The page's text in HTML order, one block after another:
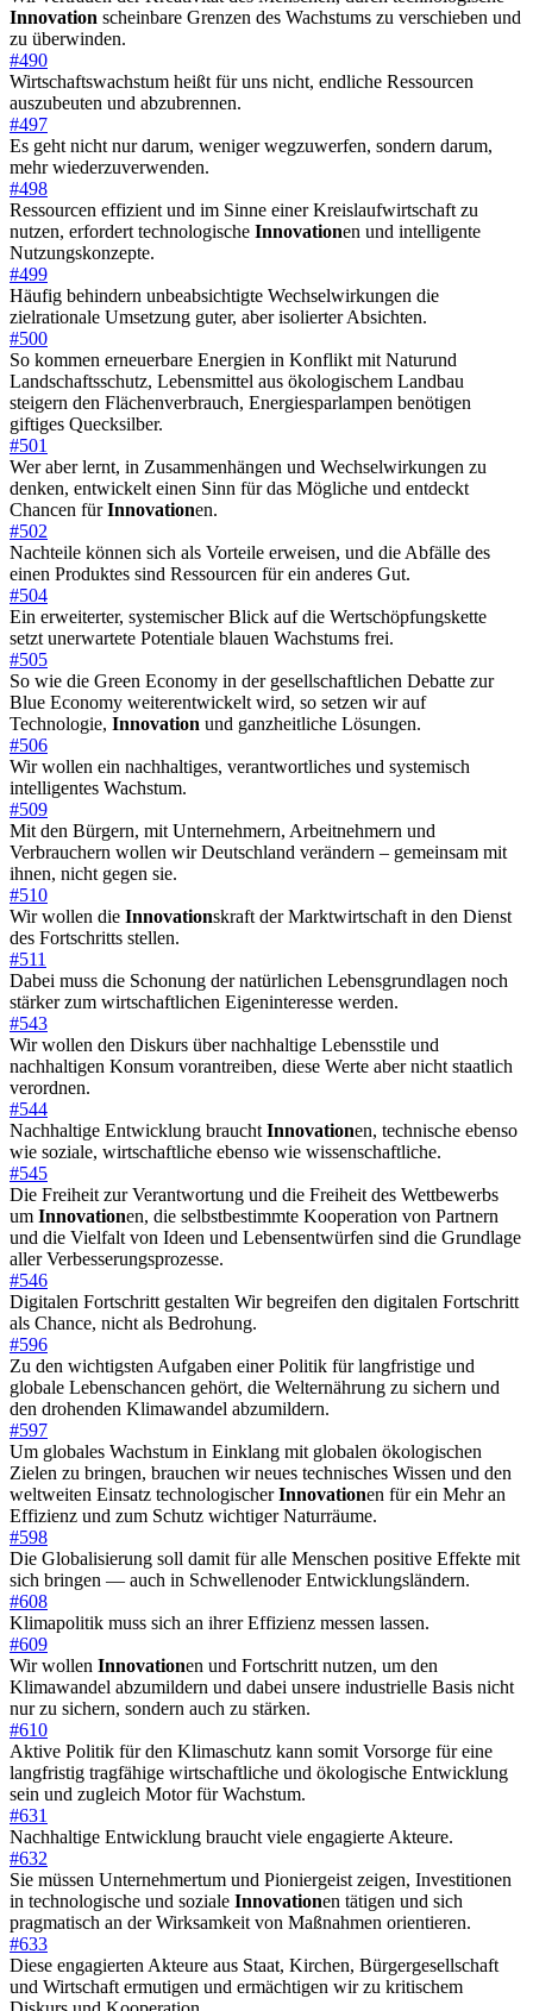
Innovation scheinbare Grenzen des Wachstums zu verschieben und
zu überwinden.
#490
Wirtschaftswachstum heißt für uns nicht, endliche Ressourcen
auszubeuten und abzubrennen.
#497
Es geht nicht nur darum, weniger wegzuwerfen, sondern darum,
mehr wiederzuverwenden.
#498
Ressourcen effizient und im Sinne einer Kreislaufwirtschaft zu
nutzen, erfordert technologische Innovationen und intelligente
Nutzungskonzepte.
#499
Häufig behindern unbeabsichtigte Wechselwirkungen die
zielrationale Umsetzung guter, aber isolierter Absichten.
#500
So kommen erneuerbare Energien in Konflikt mit Naturund
Landschaftsschutz, Lebensmittel aus ökologischem Landbau
steigern den Flächenverbrauch, Energiesparlampen benötigen
giftiges Quecksilber.
#501
Wer aber lernt, in Zusammenhängen und Wechselwirkungen zu
denken, entwickelt einen Sinn für das Mögliche und entdeckt
Chancen fürInnovationen.
#502
Nachteile können sich als Vorteile erweisen, und die Abfälle des
einen Produktes sind Ressourcen für ein anderes Gut.
#504
Ein erweiterter, systemischer Blick auf die Wertschöpfungskette
setzt unerwartete Potentiale blauen Wachstums frei.
#505
So wie die Green Economy in der gesellschaftlichen Debatte zur
Blue Economy weiterentwickelt wird, so setzen wir auf
Technologie, Innovation und ganzheitliche Lösungen.
#506
Wir wollen ein nachhaltiges, verantwortliches und systemisch
intelligentes Wachstum.
#509
Mit den Bürgern, mit Unternehmern, Arbeitnehmern und
Verbrauchern wollen wir Deutschland verändern – gemeinsam mit
ihnen, nicht gegen sie.
#510
Wir wollen die Innovationskraft der Marktwirtschaft in den Dienst
des Fortschritts stellen.
#511
Dabei muss die Schonung der natürlichen Lebensgrundlagen noch
stärker zum wirtschaftlichen Eigeninteresse werden.
#543
Wir wollen den Diskurs über nachhaltige Lebensstile und
nachhaltigen Konsum vorantreiben, diese Werte aber nicht staatlich
verordnen.
#544
Nachhaltige Entwicklung braucht Innovationen, technische ebenso
wie soziale, wirtschaftliche ebenso wie wissenschaftliche.
#545
Die Freiheit zur Verantwortung und die Freiheit des Wettbewerbs
um Innovationen, die selbstbestimmte Kooperation von Partnern
und die Vielfalt von Ideen und Lebensentwürfen sind die Grundlage
aller Verbesserungsprozesse.
#546
Digitalen Fortschritt gestalten Wir begreifen den digitalen Fortschritt
als Chance, nicht als Bedrohung.
#596
Zu den wichtigsten Aufgaben einer Politik für langfristige und
globale Lebenschancen gehört, die Welternährung zu sichern und
den drohenden Klimawandel abzumildern.
#597
Um globales Wachstum in Einklang mit globalen ökologischen
Zielen zu bringen, brauchen wir neues technisches Wissen und den
weltweiten Einsatz technologischerInnovationen für ein Mehr an
Effizienz und zum Schutz wichtiger Naturräume.
#598
Die Globalisierung soll damit für alle Menschen positive Effekte mit
sich bringen — auch in Schwellenoder Entwicklungsländern.
#608
Klimapolitik muss sich an ihrer Effizienz messen lassen.
#609
Wir wollen Innovationen und Fortschritt nutzen, um den
Klimawandel abzumildern und dabei unsere industrielle Basis nicht
nur zu sichern, sondern auch zu stärken.
#610
Aktive Politik für den Klimaschutz kann somit Vorsorge für eine
langfristig tragfähige wirtschaftliche und ökologische Entwicklung
sein und zugleich Motor für Wachstum.
#631
Nachhaltige Entwicklung braucht viele engagierte Akteure.
#632
Sie müssen Unternehmertum und Pioniergeist zeigen, Investitionen
in technologische und soziale Innovationen tätigen und sich
pragmatisch an der Wirksamkeit von Maßnahmen orientieren.
#633
Diese engagierten Akteure aus Staat, Kirchen, Bürgergesellschaft
und Wirtschaft ermutigen und ermächtigen wir zu kritischem